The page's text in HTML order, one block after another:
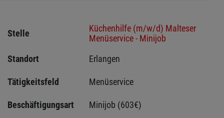
Stelle
Küchenhilfe (m/w/d) Malteser
Menüservice - Minijob
Standort
Erlangen
Tätigkeitsfeld Menüservice
Beschäftigungsart Minijob (603€)